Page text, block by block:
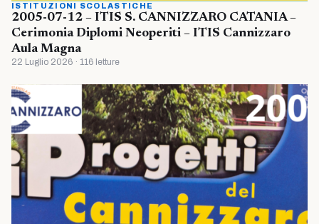
ISTITUZIONI SCOLASTICHE
2005-07-12 – ITIS S. CANNIZZARO CATANIA –
Cerimonia Diplomi Neoperiti – ITIS Cannizzaro
Aula Magna
22 Luglio 2026 · 116 letture